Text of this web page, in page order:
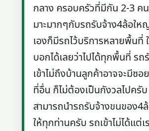
กลาง ครอบครัวที่มีกัน 2-3 ค
มาะมากๆกับรถรับจ้าง4ล้อให
เองก็มีรถไว้บริการหลายพื้นที่
บอกได้เลยว่าไปได้ทุกพื้นที่ รถ
เข้าไม่ถึงบ้านลูกค้าอาจจะมีซ
ที่อื่น ก็ไม่ต้องเป็นกังวลไปครับ
สามารถนำรถรับจ้างขนของ4
ให้ทุกท่านครับ รถเข้าไม่ได้แต่เ